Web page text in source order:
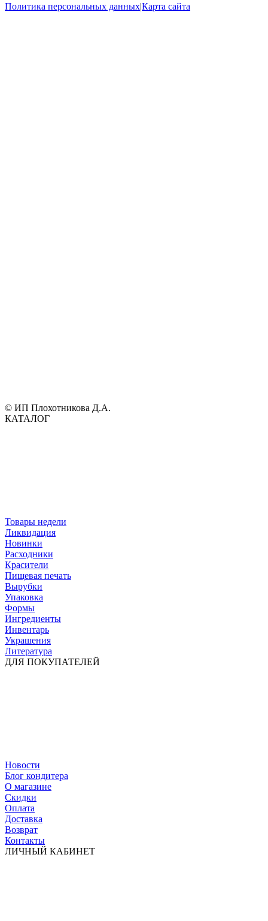
Политика персональных данных|Карта сайта
© ИП Плохотникова Д.А.
КАТАЛОГ
Товары недели
Ликвидация
Новинки
Расходники
Красители
Пищевая печать
Вырубки
Упаковка
Формы
Ингредиенты
Инвентарь
Украшения
Литература
ДЛЯ ПОКУПАТЕЛЕЙ
Новости
Блог кондитера
О магазине
Скидки
Оплата
Доставка
Возврат
Контакты
ЛИЧНЫЙ КАБИНЕТ